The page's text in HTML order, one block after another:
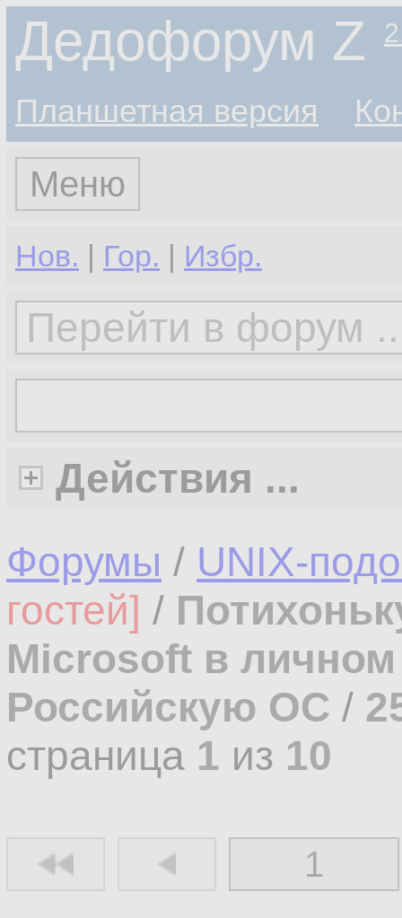
Дедофорум Z
Планшетная версия
Меню
Нов. | Гор. | Избр.
Действия ...
Форумы / UNIX-
гостей] /
Microsoft в
Российскую ОС /
страница 1 из 10
1